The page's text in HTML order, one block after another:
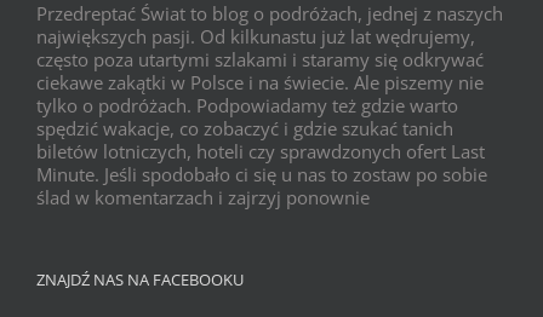
Przedreptać Świat to blog o podróżach, jednej z naszych
największych pasji. Od kilkunastu już lat wędrujemy,
często poza utartymi szlakami i staramy się odkrywać
ciekawe zakątki w Polsce i na świecie. Ale piszemy nie
tylko o podróżach. Podpowiadamy też gdzie warto
spędzić wakacje, co zobaczyć i gdzie szukać tanich
biletów lotniczych, hoteli czy sprawdzonych ofert Last
Minute. Jeśli spodobało ci się u nas to zostaw po sobie
ślad w komentarzach i zajrzyj ponownie
ZNAJDŹ NAS NA FACEBOOKU